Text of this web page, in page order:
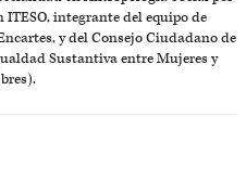
ITESO, integrante del equipo de
y del Consejo Ciudadano de
Sustantiva entre Mujeres y